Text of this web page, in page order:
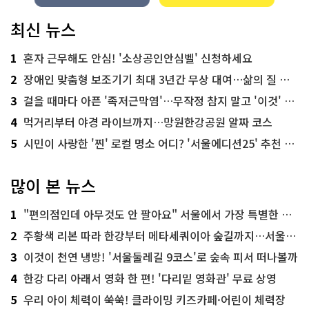
최신 뉴스
1 혼자 근무해도 안심! '소상공인안심벨' 신청하세요
2 장애인 맞춤형 보조기기 최대 3년간 무상 대여…삶의 질 높인다
3 걸을 때마다 아픈 '족저근막염'…무작정 참지 말고 '이것' 해보세요!
4 먹거리부터 야경 라이브까지…망원한강공원 알짜 코스
5 시민이 사랑한 '찐' 로컬 명소 어디? '서울에디션25' 추천 코스
많이 본 뉴스
1 "편의점인데 아무것도 안 팔아요" 서울에서 가장 특별한 편의점의 정체
2 주황색 리본 따라 한강부터 메타세쿼이아 숲길까지…서울둘레길 15코스
3 이것이 천연 냉방! '서울둘레길 9코스'로 숲속 피서 떠나볼까
4 한강 다리 아래서 영화 한 편! '다리밑 영화관' 무료 상영
5 우리 아이 체력이 쑥쑥! 클라이밍 키즈카페·어린이 체력장